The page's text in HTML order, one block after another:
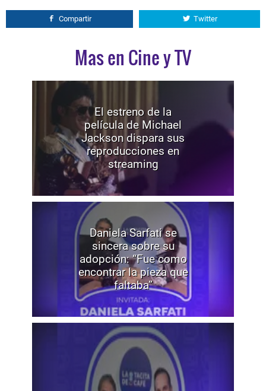
Compartir Twitter
Mas en Cine y TV
El estreno de la
película de Michael
Jackson dispara sus
reproducciones en
streaming
Daniela Sarfati se
sincera sobre su
adopción: “Fue como
encontrar la pieza que
faltaba”